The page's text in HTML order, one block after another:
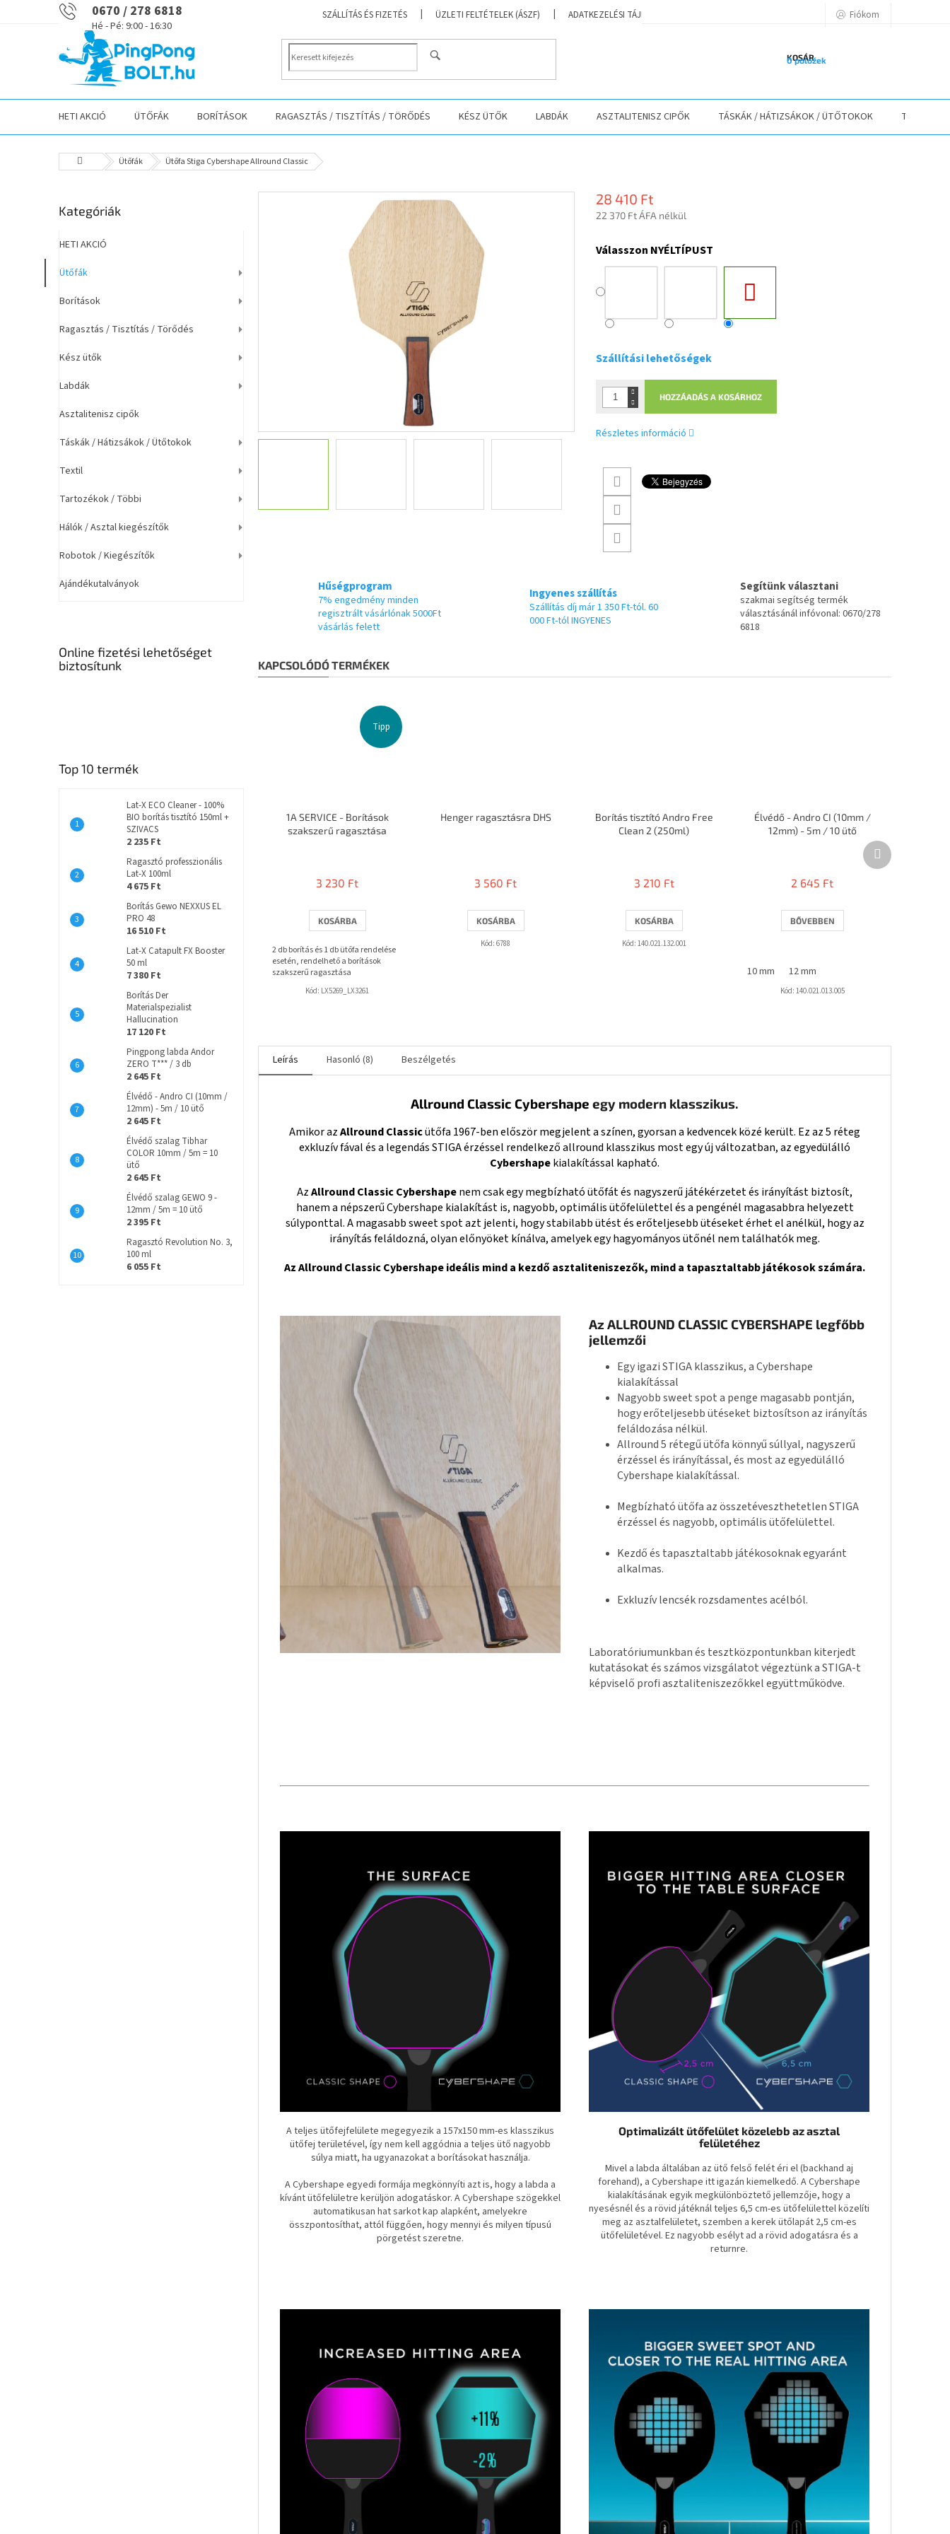
0670 / 278 6818 SZÁLLÍTÁS ÉS FIZETÉS ÜZLETI FELTÉTELEK (ÁSZF) ADATKEZELÉSI TÁJÉKOZTATÓ ELÉRHETŐSÉGEK
Fiókom
KOSÁR
0 položek
HETI AKCIÓ ÜTŐFÁK BORÍTÁSOK RAGASZTÁS / TISZTÍTÁS / TÖRŐDÉS KÉSZ ÜTŐK LABDÁK ASZTALITENISZ CIPŐK TÁSKÁK / HÁTIZSÁKOK / ÜTŐTOKOK TEXTIL
KezdőlapÜtőfák Ütőfa Stiga Cybershape Allround Classic
l
a
s
p
a
e
Kategóriák
Kategóriák
HETI AKCIÓ
Ütőfák
Borítások
Ragasztás / Tisztítás / Törődés
Kész ütők
Labdák
Asztalitenisz cipők
Táskák / Hátizsákok / Ütőtokok
Textil
Tartozékok / Többi
Hálók / Asztal kiegészítők
Robotok / Kiegészítők
Ajándékutalványok
Online fizetési lehetőséget
biztosítunk
Top 10 termék
Lat-X ECO Cleaner - 100%
BIO borítás tisztító 150ml +
SZIVACS
2 235 Ft
Ragasztó professzionális
Lat-X 100ml
4 675 Ft
Borítás Gewo NEXXUS EL
PRO 48
16 510 Ft
Lat-X Catapult FX Booster
50 ml
7 380 Ft
Borítás Der
Materialspezialist
Hallucination
17 120 Ft
Pingpong labda Andor
ZERO T*** / 3 db
2 645 Ft
Élvédő - Andro CI (10mm /
12mm) - 5m / 10 ütő
2 645 Ft
Élvédő szalag Tibhar
COLOR 10mm / 5m = 10
ütő
2 645 Ft
Élvédő szalag GEWO 9 -
12mm / 5m = 10 ütő
2 395 Ft
Ragasztó Revolution No. 3,
100 ml
6 055 Ft
28 410 Ft
22 370 Ft ÁFA nélkül
Válasszon NYÉLTÍPUST
Szállítási lehetőségek
HOZZÁADÁS A KOSÁRHOZ
Részletes információ
Hűségprogram
7% engedmény minden
regisztrált vásárlónak 5000Ft
vásárlás felett
Ingyenes szállítás
Szállítás díj már 1 350 Ft-tól. 60
000 Ft-tól INGYENES
Segítünk választani
szakmai segítség termék
választásánál infóvonal: 0670/278
6818
KAPCSOLÓDÓ TERMÉKEK
Tipp
1A SERVICE - Borítások
szakszerű ragasztása
átlagos
értékelése
ből
3,7
csillag.
3 230 Ft
KOSÁRBA
2 db borítás és 1 db ütőfa rendelése
esetén, rendelhető a borítások
szakszerű ragasztása
Kód: LX5269_LX3261
Henger ragasztásra DHS
3 560 Ft
KOSÁRBA
Kód: 6788
Borítás tisztító Andro Free
Clean 2 (250ml)
3 210 Ft
KOSÁRBA
Kód: 140.021.132.001
Élvédő - Andro CI (10mm /
12mm) - 5m / 10 ütő
átlagos
értékelése
ből
2,7
2 645 Ft
BŐVEBBEN
10 mm 12 mm
Kód: 140.021.013.005
Következő
termék
Leírás Hasonló (8) Beszélgetés
Allround Classic Cybershape egy modern klasszikus.
Amikor azAllround Classicütőfa 1967-ben először megjelent a színen, gyorsan a kedvencek közé került. Ez az 5 réteg
exkluzív fával és a legendás STIGA érzéssel rendelkező allround klasszikus most egy új változatban, az egyedülálló
Cybershapekialakítással kapható.
AzAllround Classic Cybershapenem csak egy megbízható ütőfát és nagyszerű játékérzetet és irányítást biztosít,
hanem a népszerű Cybershape kialakítást is, nagyobb, optimális ütőfelülettel és a pengénél magasabbra helyezett
súlyponttal. A magasabb sweet spot azt jelenti, hogy stabilabb ütést és erőteljesebb ütéseket érhet el anélkül, hogy az
irányítás feláldozná, olyan előnyöket kínálva, amelyek egy hagyományos ütőnél nem találhatók meg.
Az Allround Classic Cybershape ideális mind a kezdő asztaliteniszezők, mind a tapasztaltabb játékosok számára.
Az ALLROUND CLASSIC CYBERSHAPE legfőbb
jellemzői
Egy igazi STIGA klasszikus, a Cybershape
kialakítással
Nagyobb sweet spot a penge magasabb pontján,
hogy erőteljesebb ütéseket biztosítson az irányítás
feláldozása nélkül.
Allround 5 rétegű ütőfa könnyű súllyal, nagyszerű
érzéssel és irányítással, és most az egyedülálló
Cybershape kialakítással.
Megbízható ütőfa az összetéveszthetetlen STIGA
érzéssel és nagyobb, optimális ütőfelülettel.
Kezdő és tapasztaltabb játékosoknak egyaránt
alkalmas.
Exkluzív lencsék rozsdamentes acélból.
Laboratóriumunkban és tesztközpontunkban kiterjedt
kutatásokat és számos vizsgálatot végeztünk a STIGA-t
képviselő profi asztaliteniszezőkkel együttműködve.
A teljes ütőfejfelülete megegyezik a 157x150 mm-es klasszikus
ütőfej területével, így nem kell aggódnia a teljes ütő nagyobb
súlya miatt, ha ugyanazokat a borításokat használja.
A Cybershape egyedi formája megkönnyíti azt is, hogy a labda a
kívánt ütőfelületre kerüljön adogatáskor. A Cybershape szögekkel
automatikusan hat sarkot kap alapként, amelyekre
összpontosíthat, attól függően, hogy mennyi és milyen típusú
pörgetést szeretne.
Optimalizált ütőfelület közelebb az asztal
felületéhez
Mivel a labda általában az ütő felső felét éri el (backhand aj
forehand), a Cybershape itt igazán kiemelkedő. A Cybershape
kialakításának egyik megkülönböztető jellemzője, hogy a
nyesésnél és a rövid játéknál teljes 6,5 cm-es ütőfelülettel közelíti
meg az asztalfelületet, szemben a kerek ütőlapát 2,5 cm-es
ütőfelületével. Ez nagyobb esélyt ad a rövid adogatásra és a
returnre.